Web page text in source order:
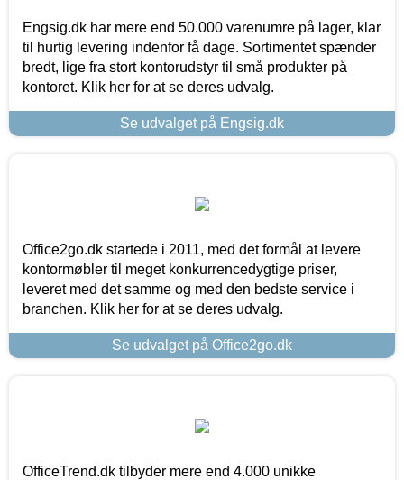
Engsig.dk har mere end 50.000 varenumre på lager, klar
til hurtig levering indenfor få dage. Sortimentet spænder
bredt, lige fra stort kontorudstyr til små produkter på
kontoret. Klik her for at se deres udvalg.
Se udvalget på Engsig.dk
Office2go.dk startede i 2011, med det formål at levere
kontormøbler til meget konkurrencedygtige priser,
leveret med det samme og med den bedste service i
branchen. Klik her for at se deres udvalg.
Se udvalget på Office2go.dk
OfficeTrend.dk tilbyder mere end 4.000 unikke